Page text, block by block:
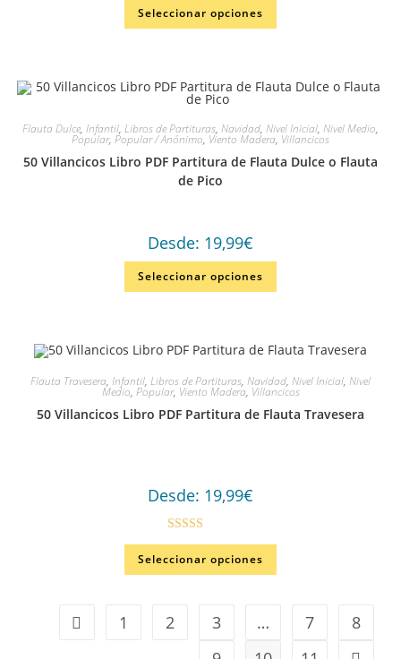
Seleccionar opciones
Flauta Dulce, Infantil, Libros de Partituras, Navidad, Nivel Inicial, Nivel Medio,
Popular, Popular / Anónimo, Viento Madera, Villancicos
50 Villancicos Libro PDF Partitura de Flauta Dulce o Flauta
de Pico
Desde: 19,99€
Seleccionar opciones
Flauta Travesera, Infantil, Libros de Partituras, Navidad, Nivel Inicial, Nivel
Medio, Popular, Viento Madera, Villancicos
50 Villancicos Libro PDF Partitura de Flauta Travesera
Desde: 19,99€
Valorado en
5.00de 5
Seleccionar opciones
1 2 3 … 7
8